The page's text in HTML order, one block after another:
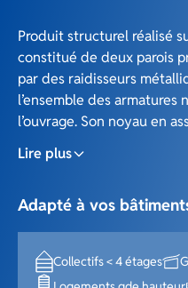
Produit structurel réalisé
constitué de deux parois
par des raidisseurs
l’ensemble des armatures
l’ouvrage. Son noyau en
Produit léger, il permet le
murs de grandes
l’ensemble des
etc). Produit industriel, il
matière première et une
d’accompagnement vous
Lire plus
Adapté à vos
Collectifs < 4 étages